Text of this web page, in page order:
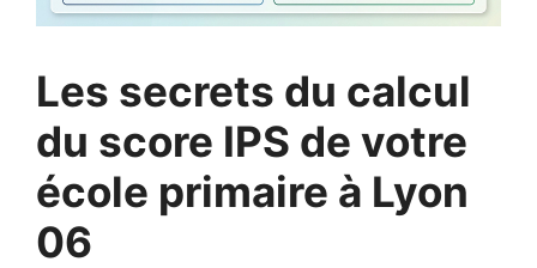
Les secrets du calcul
du score IPS de votre
école primaire à Lyon
06